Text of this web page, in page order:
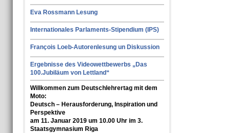
Eva Rossmann Lesung
Internationales Parlaments-Stipendium (IPS)
François Loeb-Autorenlesung un Diskussion
Ergebnisse des Videowettbewerbs „Das
100.Jubiläum von Lettland“
Willkommen zum Deutschlehrertag mit dem
Moto:
Deutsch – Herausforderung, Inspiration und
Perspektive
am 11. Januar 2019 um 10.00 Uhr im 3.
Staatsgymnasium Riga